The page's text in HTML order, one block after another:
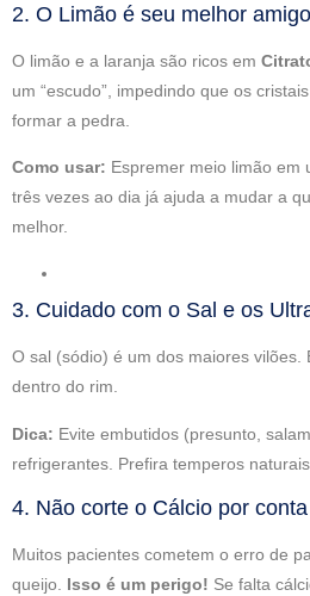
2. O Limão é seu melhor
O limão e a laranja são ricos em
um “escudo”, impedindo que os
formar a pedra.
Como usar: Espremer meio limão em
três vezes ao dia já ajuda a mudar a
melhor.
3. Cuidado com o Sal e os
O sal (sódio) é um dos maiores vilões.
dentro do rim.
Dica: Evite embutidos (presunto,
refrigerantes. Prefira temperos
4. Não corte o Cálcio por
Muitos pacientes cometem o erro de
queijo. Isso é um perigo! Se falta